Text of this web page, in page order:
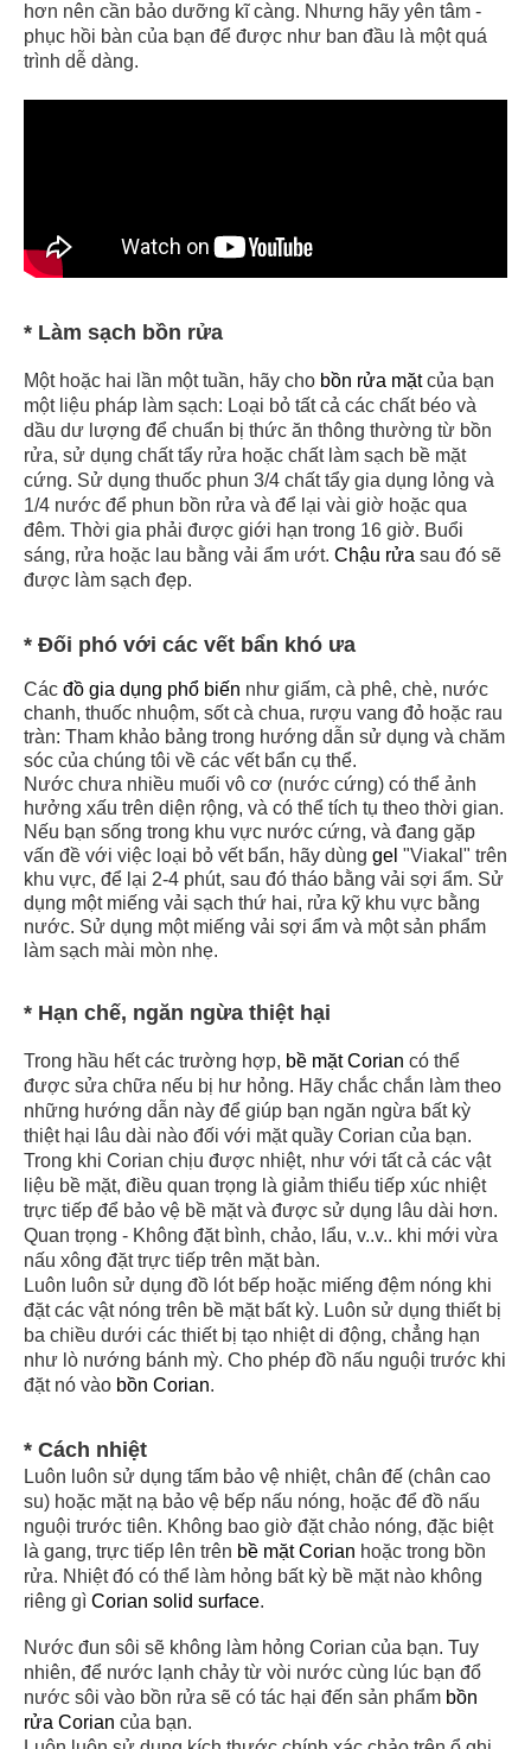
hơn nên cần bảo dưỡng kĩ càng. Nhưng hãy yên tâm -
phục hồi bàn của bạn để được như ban đầu là một quá
trình dễ dàng.
* Làm sạch bồn rửa
Một hoặc hai lần một tuần, hãy cho bồn rửa mặtcủa bạn
một liệu pháp làm sạch: Loại bỏ tất cả các chất béo và
dầu dư lượng để chuẩn bị thức ăn thông thường từ bồn
rửa, sử dụng chất tẩy rửa hoặc chất làm sạch bề mặt
cứng. Sử dụng thuốc phun 3/4 chất tẩy gia dụng lỏng và
1/4 nước để phun bồn rửa và để lại vài giờ hoặc qua
đêm. Thời gia phải được giới hạn trong 16 giờ. Buổi
sáng, rửa hoặc lau bằng vải ẩm ướt. Chậu rửa sau đó sẽ
được làm sạch đẹp.
* Đối phó với các vết bẩn khó ưa
Các đồ gia dụng phổ biến như giấm, cà phê, chè, nước
chanh, thuốc nhuộm, sốt cà chua, rượu vang đỏ hoặc rau
tràn: Tham khảo bảng trong hướng dẫn sử dụng và chăm
sóc của chúng tôi về các vết bẩn cụ thể.
Nước chưa nhiều muối vô cơ (nước cứng) có thể ảnh
hưởng xấu trên diện rộng, và có thể tích tụ theo thời gian.
Nếu bạn sống trong khu vực nước cứng, và đang gặp
vấn đề với việc loại bỏ vết bẩn, hãy dùng gel "Viakal" trên
khu vực, để lại 2-4 phút, sau đó tháo bằng vải sợi ẩm. Sử
dụng một miếng vải sạch thứ hai, rửa kỹ khu vực bằng
nước. Sử dụng một miếng vải sợi ẩm và một sản phẩm
làm sạch mài mòn nhẹ.
* Hạn chế, ngăn ngừa thiệt hại
Trong hầu hết các trường hợp, bề mặt Corian có thể
được sửa chữa nếu bị hư hỏng. Hãy chắc chắn làm theo
những hướng dẫn này để giúp bạn ngăn ngừa bất kỳ
thiệt hại lâu dài nào đối với mặt quầy Corian của bạn.
Trong khi Corian chịu được nhiệt, như với tất cả các vật
liệu bề mặt, điều quan trọng là giảm thiểu tiếp xúc nhiệt
trực tiếp để bảo vệ bề mặt và được sử dụng lâu dài hơn.
Quan trọng - Không đặt bình, chảo, lẩu, v..v.. khi mới vừa
nấu xông đặt trực tiếp trên mặt bàn.
Luôn luôn sử dụng đồ lót bếp hoặc miếng đệm nóng khi
đặt các vật nóng trên bề mặt bất kỳ. Luôn sử dụng thiết bị
ba chiều dưới các thiết bị tạo nhiệt di động, chẳng hạn
như lò nướng bánh mỳ. Cho phép đồ nấu nguội trước khi
đặt nó vào bồn Corian.
* Cách nhiệt
Luôn luôn sử dụng tấm bảo vệ nhiệt, chân đế (chân cao
su) hoặc mặt nạ bảo vệ bếp nấu nóng, hoặc để đồ nấu
nguội trước tiên. Không bao giờ đặt chảo nóng, đặc biệt
là gang, trực tiếp lên trên bề mặt Corian hoặc trong bồn
rửa. Nhiệt đó có thể làm hỏng bất kỳ bề mặt nào không
riêng gì Corian solid surface.
Nước đun sôi sẽ không làm hỏng Corian của bạn. Tuy
nhiên, để nước lạnh chảy từ vòi nước cùng lúc bạn đổ
nước sôi vào bồn rửa sẽ có tác hại đến sản phẩm bồn
rửa Corian của bạn.